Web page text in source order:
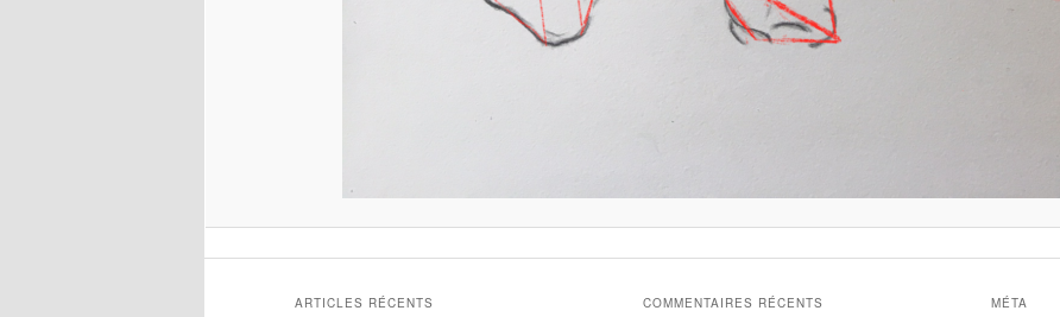
ARTICLES RÉCENTS COMMENTAIRES RÉCENTS MÉTA